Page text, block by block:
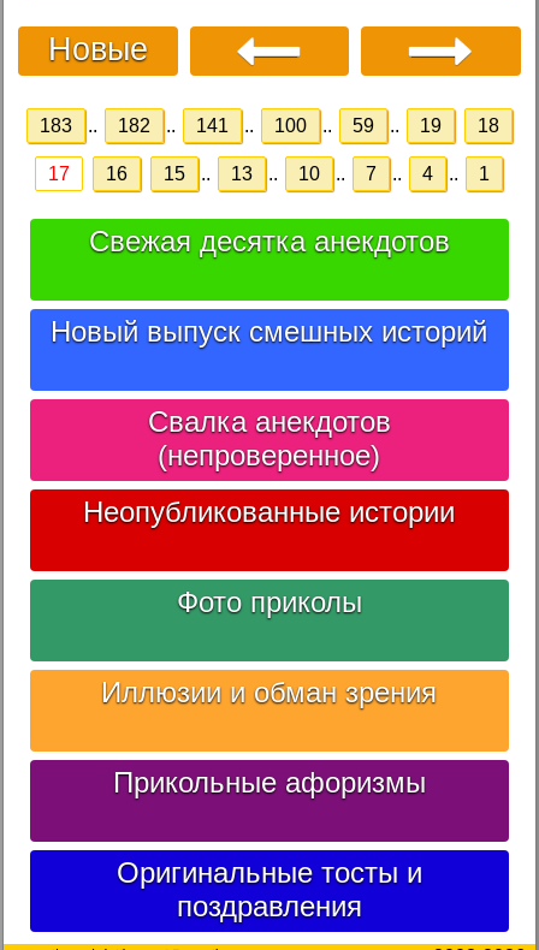
Новые
183 .. 182 .. 141 .. 100 .. 59 .. 19 18
17 16 15 .. 13 .. 10 .. 7 .. 4 .. 1
Свежая десятка анекдотов
Новый выпуск смешных историй
Свалка анекдотов
(непроверенное)
Неопубликованные истории
Фото приколы
Иллюзии и обман зрения
Прикольные афоризмы
Оригинальные тосты и
поздравления